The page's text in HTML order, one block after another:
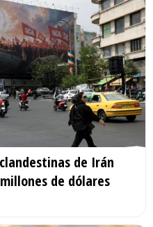
de Irán
de dólares